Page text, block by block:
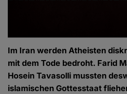
Im Iran werden Atheisten
mit dem Tode bedroht. Farid
Hosein Tavasolli mussten
islamischen Gottesstaat